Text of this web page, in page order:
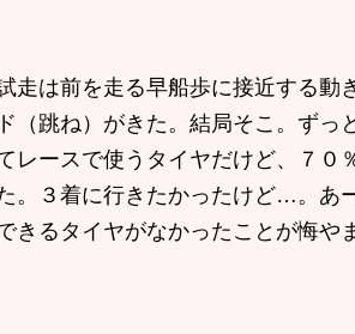
走は前を走る早船歩に接近する動
（跳ね）がきた。結局そこ。ず
レースで使うタイヤだけど、７０
。３着に行きたかったけど…。あ
きるタイヤがなかったことが悔や